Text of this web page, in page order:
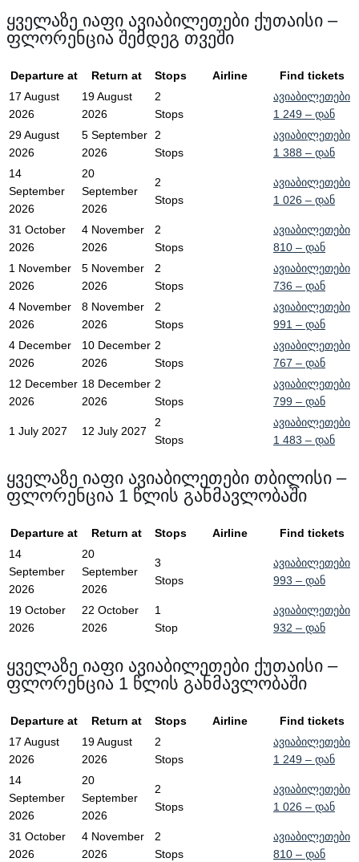
ყველაზე იაფი ავიაბილეთები ქუთაისი –
ფლორენცია შემდეგ თვეში
Departure at Return at Stops Airline
Find tickets
17 August
2026
19 August
2026
2
Stops
ავიაბილეთები
1 249 – დან
29 August
2026
5 September
2026
2
Stops
ავიაბილეთები
1 388 – დან
14
September
2026
20
September
2026
2
Stops
ავიაბილეთები
1 026 – დან
31 October
2026
4 November
2026
2
Stops
ავიაბილეთები
810 – დან
1 November
2026
5 November
2026
2
Stops
ავიაბილეთები
736 – დან
4 November
2026
8 November
2026
2
Stops
ავიაბილეთები
991 – დან
4 December
2026
10 December
2026
2
Stops
ავიაბილეთები
767 – დან
12 December
2026
18 December
2026
2
Stops
ავიაბილეთები
799 – დან
1 July 2027 12 July 2027
2
Stops
ავიაბილეთები
1 483 – დან
ყველაზე იაფი ავიაბილეთები თბილისი –
ფლორენცია 1 წლის განმავლობაში
Departure at Return at Stops Airline
Find tickets
14
September
2026
20
September
2026
3
Stops
ავიაბილეთები
993 – დან
19 October
2026
22 October
2026
1
Stop
ავიაბილეთები
932 – დან
ყველაზე იაფი ავიაბილეთები ქუთაისი –
ფლორენცია 1 წლის განმავლობაში
Departure at Return at Stops Airline
Find tickets
17 August
2026
19 August
2026
2
Stops
ავიაბილეთები
1 249 – დან
14
September
2026
20
September
2026
2
Stops
ავიაბილეთები
1 026 – დან
31 October
2026
4 November
2026
2
Stops
ავიაბილეთები
810 – დან